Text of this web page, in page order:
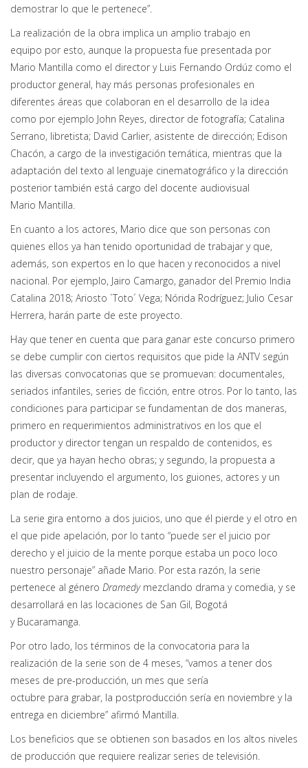
demostrar lo que le pertenece”.
La realización de la obra implica un amplio trabajo en
equipo por esto, aunque la propuesta fue presentada por
Mario Mantilla como el director y Luis Fernando Ordúz como el
productor general, hay más personas profesionales en
diferentes áreas que colaboran en el desarrollo de la idea
como por ejemplo John Reyes, director de fotografía; Catalina
Serrano, libretista; David Carlier, asistente de dirección; Edison
Chacón, a cargo de la investigación temática, mientras que la
adaptación del texto al lenguaje cinematográfico y la dirección
posterior también está cargo del docente audiovisual
Mario Mantilla.
En cuanto a los actores, Mario dice que son personas con
quienes ellos ya han tenido oportunidad de trabajar y que,
además, son expertos en lo que hacen y reconocidos a nivel
nacional. Por ejemplo, Jairo Camargo, ganador del Premio India
Catalina 2018; Ariosto `Toto´ Vega; Nórida Rodríguez; Julio Cesar
Herrera, harán parte de este proyecto.
Hay que tener en cuenta que para ganar este concurso primero
se debe cumplir con ciertos requisitos que pide la ANTV según
las diversas convocatorias que se promuevan: documentales,
seriados infantiles, series de ficción, entre otros. Por lo tanto, las
condiciones para participar se fundamentan de dos maneras,
primero en requerimientos administrativos en los que el
productor y director tengan un respaldo de contenidos, es
decir, que ya hayan hecho obras; y segundo, la propuesta a
presentar incluyendo el argumento, los guiones, actores y un
plan de rodaje.
La serie gira entorno a dos juicios, uno que él pierde y el otro en
el que pide apelación, por lo tanto “puede ser el juicio por
derecho y el juicio de la mente porque estaba un poco loco
nuestro personaje” añade Mario. Por esta razón, la serie
pertenece al género Dramedy mezclando drama y comedia, y se
desarrollará en las locaciones de San Gil, Bogotá
y Bucaramanga.
Por otro lado, los términos de la convocatoria para la
realización de la serie son de 4 meses, “vamos a tener dos
meses de pre-producción, un mes que sería
octubre para grabar, la postproducción sería en noviembre y la
entrega en diciembre” afirmó Mantilla.
Los beneficios que se obtienen son basados en los altos niveles
de producción que requiere realizar series de televisión.